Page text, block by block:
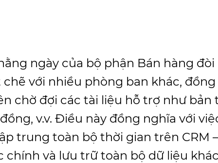
ngày của bộ phận Bán hàng
với nhiều phòng ban khác,
chờ đợi các tài liệu hỗ trợ như bản
v.v. Điều này đồng nghĩa với
trung toàn bộ thời gian trên CRM
chính và lưu trữ toàn bộ dữ liệu